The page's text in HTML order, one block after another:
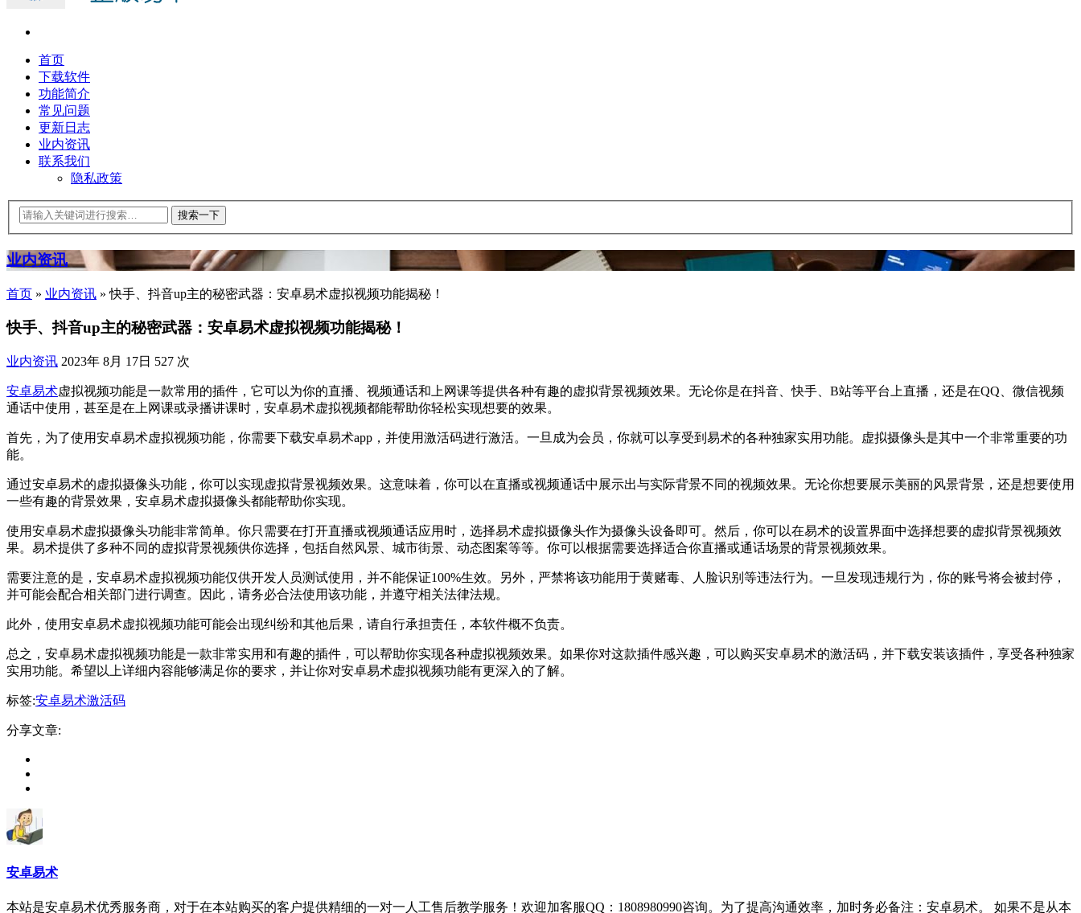
首页
下载软件
功能简介
常见问题
更新日志
业内资讯
联系我们
隐私政策
业内资讯
首页 » 业内资讯 » 快手、抖音up主的秘密武器：安卓易术虚拟视频功能揭秘！
快手、抖音up主的秘密武器：安卓易术虚拟视频功能揭秘！
业内资讯 2023年 8月 17日 527 次
安卓易术虚拟视频功能是一款常用的插件，它可以为你的直播、视频通话和上网课等提供各种有趣的虚拟背景视频效果。无论你是在抖音、快手、B站等平台上直播，还是在QQ、微信视频
通话中使用，甚至是在上网课或录播讲课时，安卓易术虚拟视频都能帮助你轻松实现想要的效果。
首先，为了使用安卓易术虚拟视频功能，你需要下载安卓易术app，并使用激活码进行激活。一旦成为会员，你就可以享受到易术的各种独家实用功能。虚拟摄像头是其中一个非常重要的功
能。
通过安卓易术的虚拟摄像头功能，你可以实现虚拟背景视频效果。这意味着，你可以在直播或视频通话中展示出与实际背景不同的视频效果。无论你想要展示美丽的风景背景，还是想要使用
一些有趣的背景效果，安卓易术虚拟摄像头都能帮助你实现。
使用安卓易术虚拟摄像头功能非常简单。你只需要在打开直播或视频通话应用时，选择易术虚拟摄像头作为摄像头设备即可。然后，你可以在易术的设置界面中选择想要的虚拟背景视频效
果。易术提供了多种不同的虚拟背景视频供你选择，包括自然风景、城市街景、动态图案等等。你可以根据需要选择适合你直播或通话场景的背景视频效果。
需要注意的是，安卓易术虚拟视频功能仅供开发人员测试使用，并不能保证100%生效。另外，严禁将该功能用于黄赌毒、人脸识别等违法行为。一旦发现违规行为，你的账号将会被封停，
并可能会配合相关部门进行调查。因此，请务必合法使用该功能，并遵守相关法律法规。
此外，使用安卓易术虚拟视频功能可能会出现纠纷和其他后果，请自行承担责任，本软件概不负责。
总之，安卓易术虚拟视频功能是一款非常实用和有趣的插件，可以帮助你实现各种虚拟视频效果。如果你对这款插件感兴趣，可以购买安卓易术的激活码，并下载安装该插件，享受各种独家
实用功能。希望以上详细内容能够满足你的要求，并让你对安卓易术虚拟视频功能有更深入的了解。
标签:安卓易术激活码
分享文章:
安卓易术
本站是安卓易术优秀服务商，对于在本站购买的客户提供精细的一对一人工售后教学服务！欢迎加客服QQ：1808980990咨询。为了提高沟通效率，加时务必备注：安卓易术。 如果不是从本